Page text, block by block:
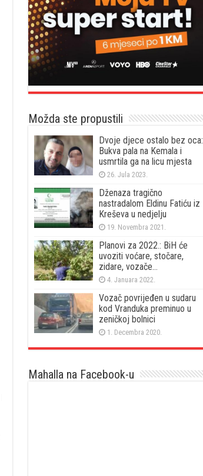
Možda ste propustili
Dvoje djece ostalo bez oca:
Bukva pala na Kemala i
usmrtila ga na licu mjesta
26. Jula 2023.
Dženaza tragično
nastradalom Eldinu Fatiću iz
Kreševa u nedjelju
19. Novembra 2021.
Planovi za 2022.: BiH će
uvoziti voćare, stočare,
zidare, vozače…
4. Januara 2022.
Vozač povrijeđen u sudaru
kod Vranduka preminuo u
zeničkoj bolnici
1. Decembra 2020.
Mahalla na Facebook-u